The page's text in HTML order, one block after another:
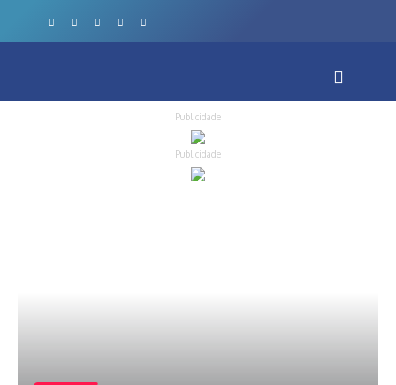
Publicidade
Publicidade